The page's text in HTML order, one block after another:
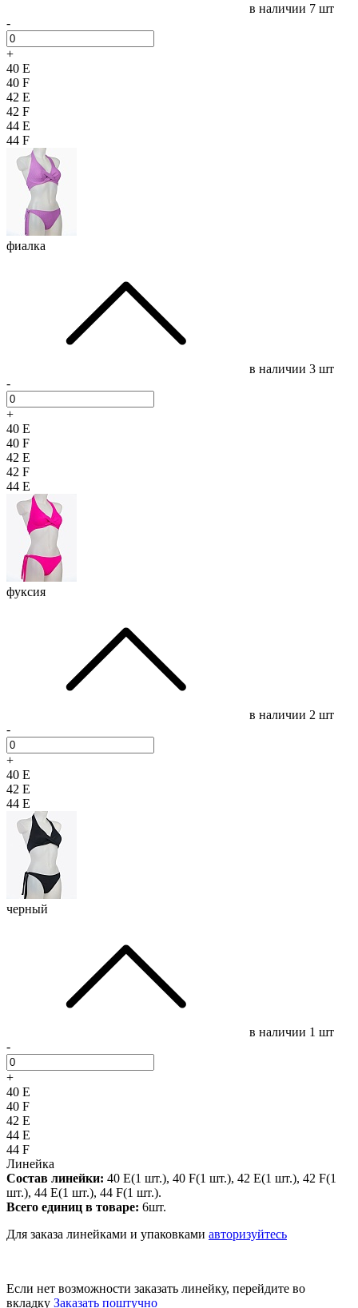
в наличии 7 шт
-
+
40 E
40 F
42 E
42 F
44 E
44 F
фиалка
в наличии 3 шт
-
+
40 E
40 F
42 E
42 F
44 E
фуксия
в наличии 2 шт
-
+
40 E
42 E
44 E
черный
в наличии 1 шт
-
+
40 E
40 F
42 E
44 E
44 F
Линейка
Состав линейки: 40 E(1 шт.), 40 F(1 шт.), 42 E(1 шт.), 42 F(1
шт.), 44 E(1 шт.), 44 F(1 шт.).
Всего единиц в товаре: 6шт.
Для заказа линейками и упаковками авторизуйтесь
Если нет возможности заказать линейку, перейдите во
вкладку Заказать поштучно